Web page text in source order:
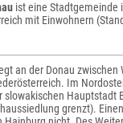
ist eine Stadtgemeinde
mit Einwohnern
an der Donau zwischen
Im
slowakischen Hauptstadt
grenzt).